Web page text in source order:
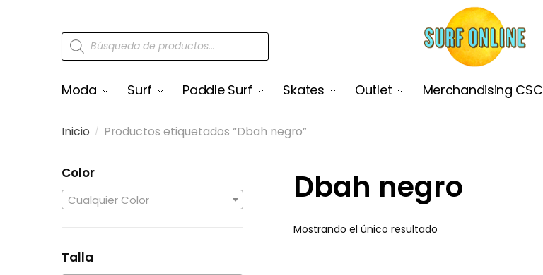
Moda Surf Paddle Surf Skates Outlet Merchandising CSC
Inicio / Productos etiquetados “Dbah negro”
Dbah negro
Mostrando el único resultado
Color
Cualquier Color
Talla